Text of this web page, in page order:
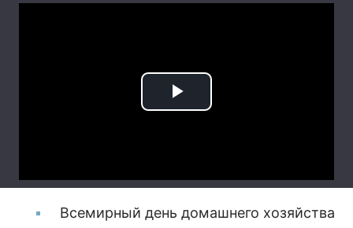
Всемирный день домашнего хозяйства